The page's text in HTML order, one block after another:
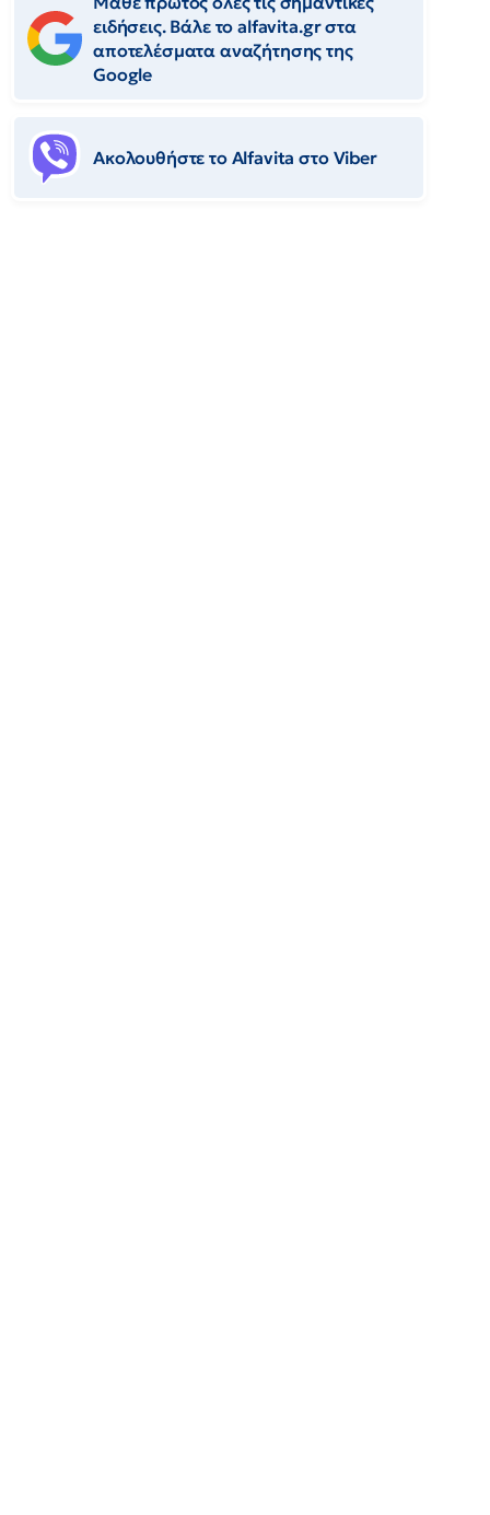
ειδήσεις. Βάλε το alfavita.gr στα
αποτελέσματα αναζήτησης της
Google
Ακολουθήστε το Αlfavita στο Viber